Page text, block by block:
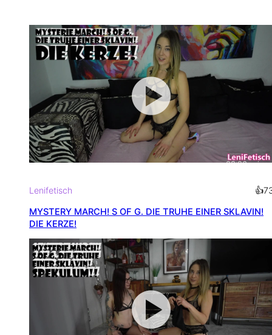
03:06 min
Lenifetisch 👍
MYSTERY MARCH! S OF G. DIE TRUHE EINER SKLAVIN!
DIE KERZE!